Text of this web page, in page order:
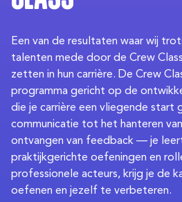
Een van de resultaten waar wij
talenten mede door de Crew
zetten in hun carrière. De Crew
programma gericht op de
die je carrière een vliegende start
communicatie tot het hanteren
ontvangen van feedback — je
praktijkgerichte oefeningen en
professionele acteurs, krijg je de
oefenen en jezelf te verbeteren.